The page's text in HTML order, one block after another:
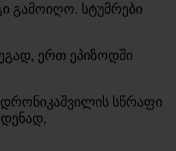
გამოიღო. სტუმრები
ერთ ეპიზოდში
სწრაფი